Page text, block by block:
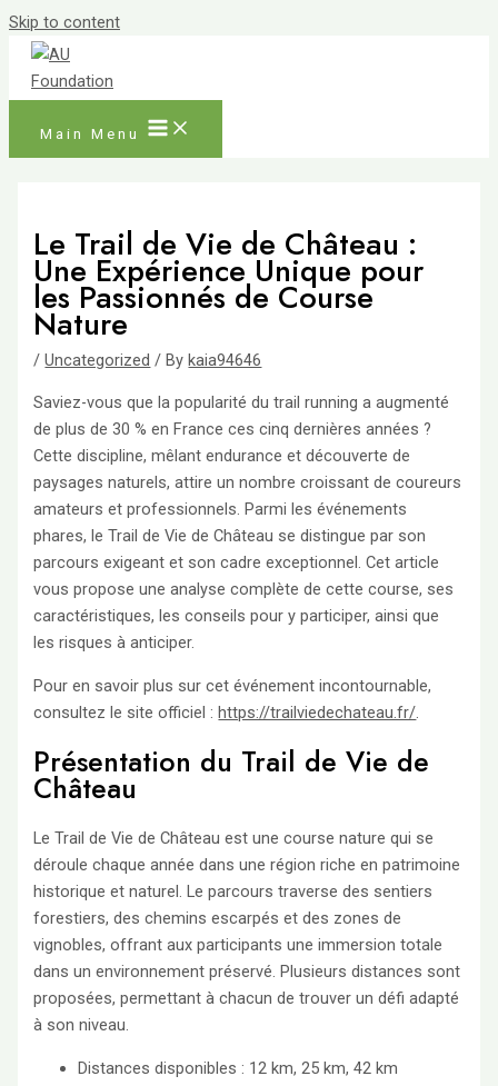
Skip to content
Main Menu
Le Trail de Vie de Château :
Une Expérience Unique pour
les Passionnés de Course
Nature
/Uncategorized / By kaia94646
Saviez-vous que la popularité du trail running a augmenté
de plus de 30 % en France ces cinq dernières années ?
Cette discipline, mêlant endurance et découverte de
paysages naturels, attire un nombre croissant de coureurs
amateurs et professionnels. Parmi les événements
phares, le Trail de Vie de Château se distingue par son
parcours exigeant et son cadre exceptionnel. Cet article
vous propose une analyse complète de cette course, ses
caractéristiques, les conseils pour y participer, ainsi que
les risques à anticiper.
Pour en savoir plus sur cet événement incontournable,
consultez le site officiel :https://trailviedechateau.fr/.
Présentation du Trail de Vie de
Château
Le Trail de Vie de Château est une course nature qui se
déroule chaque année dans une région riche en patrimoine
historique et naturel. Le parcours traverse des sentiers
forestiers, des chemins escarpés et des zones de
vignobles, offrant aux participants une immersion totale
dans un environnement préservé. Plusieurs distances sont
proposées, permettant à chacun de trouver un défi adapté
à son niveau.
Distances disponibles : 12 km, 25 km, 42 km